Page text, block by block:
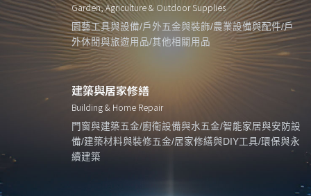
Garden, Agriculture & Outdoor Supplies
園藝工具與設備/戶外五金與裝飾/農業設備與配件/戶
外休閒與旅遊用品/其他相關用品
建築與居家修繕
Building & Home Repair
門窗與建築五金/廚衛設備與水五金/智能家居與安防設
備/建築材料與裝修五金/居家修繕與DIY工具/環保與永
續建築